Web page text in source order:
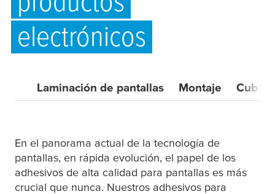
electrónicos
Laminación de pantallas Montaje Cubrir
En el panorama actual de la tecnología de
pantallas, en rápida evolución, el papel de los
adhesivos de alta calidad para pantallas es más
crucial que nunca. Nuestros adhesivos para